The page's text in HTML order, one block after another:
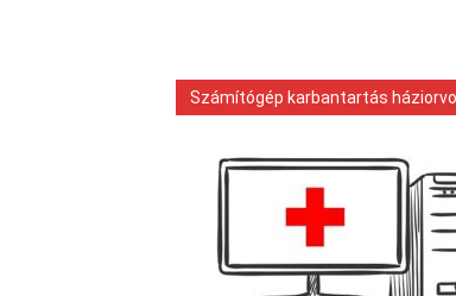
Számítógép karbantartás